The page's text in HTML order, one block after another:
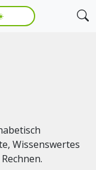
Wissenswertes